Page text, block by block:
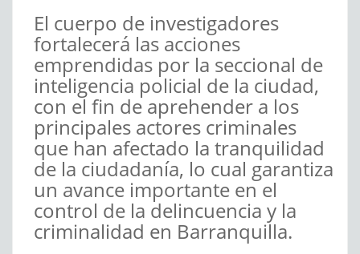
El cuerpo de investigadores
fortalecerá las acciones
emprendidas por la seccional de
inteligencia policial de la ciudad,
con el fin de aprehender a los
principales actores criminales
que han afectado la tranquilidad
de la ciudadanía, lo cual garantiza
un avance importante en el
control de la delincuencia y la
criminalidad en Barranquilla.